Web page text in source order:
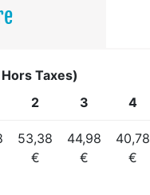
Taxes)
2 3 4
53,38
€
44,98
€
40,78
€